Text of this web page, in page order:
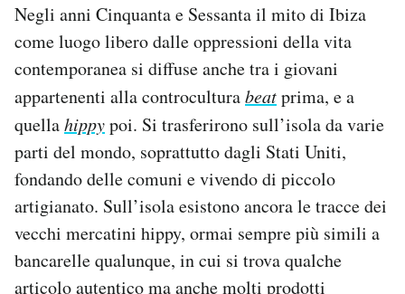
Negli anni Cinquanta e Sessanta il mito di Ibiza
come luogo libero dalle oppressioni della vita
contemporanea si diffuse anche tra i giovani
appartenenti alla controculturabeatprima, e a
quellahippypoi. Si trasferirono sull’isola da varie
parti del mondo, soprattutto dagli Stati Uniti,
fondando delle comuni e vivendo di piccolo
artigianato. Sull’isola esistono ancora le tracce dei
vecchi mercatini hippy, ormai sempre più simili a
bancarelle qualunque, in cui si trova qualche
articolo autentico ma anche molti prodotti